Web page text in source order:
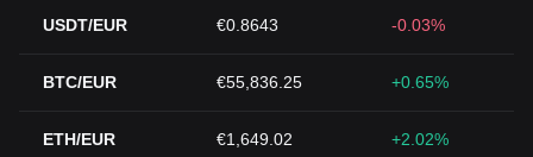
USDT/EUR €0.8643 -0.03%
BTC/EUR €55,836.25 +0.65%
ETH/EUR €1,649.02 +2.02%